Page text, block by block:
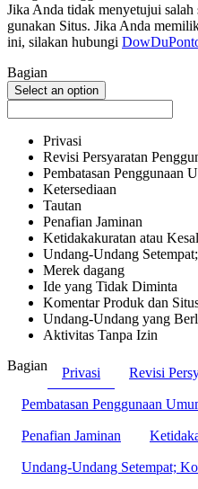
Jika Anda tidak menyetujui salah
gunakan Situs. Jika Anda
ini, silakan hubungi DowDuPont
Bagian
Select an option
Privasi
Revisi Persyaratan
Pembatasan Penggunaan
Ketersediaan
Tautan
Penafian Jaminan
Ketidakakuratan atau
Undang-Undang
Merek dagang
Ide yang Tidak Diminta
Komentar Produk dan
Undang-Undang yang
Aktivitas Tanpa Izin
Bagian
Privasi Revisi
Pembatasan Penggunaan
Penafian Jaminan
Undang-Undang Setempat;